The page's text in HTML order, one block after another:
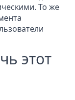
То же
этот